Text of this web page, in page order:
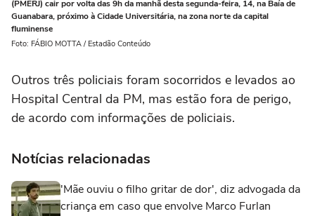
(PMERJ) cair por volta das 9h da manhã desta segunda-feira, 14, na Baía de
Guanabara, próximo à Cidade Universitária, na zona norte da capital
fluminense
Foto: FÁBIO MOTTA / Estadão Conteúdo
Outros três policiais foram socorridos e levados ao
Hospital Central da PM, mas estão fora de perigo,
de acordo com informações de policiais.
Notícias relacionadas
'Mãe ouviu o filho gritar de dor', diz advogada da
criança em caso que envolve Marco Furlan